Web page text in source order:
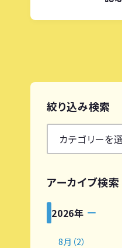
絞り込み検索
アーカイブ検索
2026年
8月（2）